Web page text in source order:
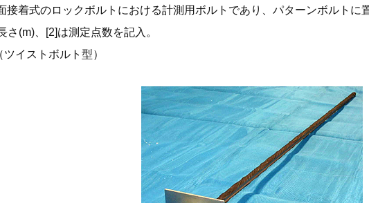
接着式のロックボルトにおける計測用ボルトであり、パターンボルトに
さ(m)、[2]は測定点数を記入。
イストボルト型）